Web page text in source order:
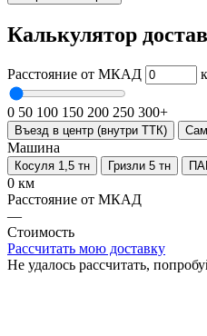
Калькулятор
Расстояние от МКАД
0 50 100 150 200 250 300+
Въезд в центр (внутри ТТК)
Машина
Косуля 1,5 тн Гризли 5 тн
0 км
Расстояние от МКАД
—
Стоимость
Рассчитать мою доставку
Не удалось рассчитать,